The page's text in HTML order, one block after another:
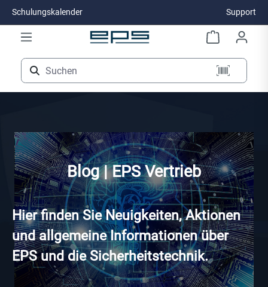
Zum Hauptinhalt springen
Schulungskalender Support
Blog | EPS Vertrieb
Hier finden Sie Neuigkeiten, Aktionen
und allgemeine Informationen über
EPS und die Sicherheitstechnik.